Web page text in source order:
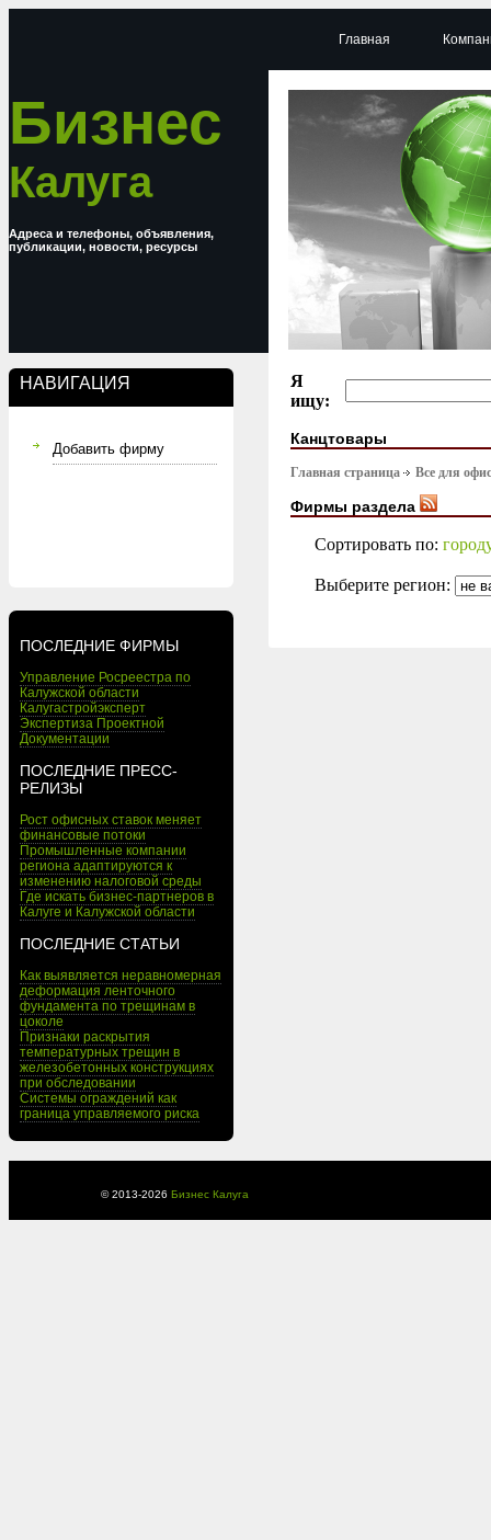
Бизнес
Калуга
Адреса и телефоны, объявления,
публикации, новости, ресурсы
НАВИГАЦИЯ
Добавить фирму
ПОСЛЕДНИЕ ФИРМЫ
Управление Росреестра по
Калужской области
Калугастройэксперт
Экспертиза Проектной
Документации
ПОСЛЕДНИЕ ПРЕСС-
РЕЛИЗЫ
Рост офисных ставок меняет
финансовые потоки
Промышленные компании
региона адаптируются к
изменению налоговой среды
Где искать бизнес-партнеров в
Калуге и Калужской области
ПОСЛЕДНИЕ СТАТЬИ
Как выявляется неравномерная
деформация ленточного
фундамента по трещинам в
цоколе
Признаки раскрытия
температурных трещин в
железобетонных конструкциях
при обследовании
Системы ограждений как
граница управляемого риска
Главная
Я
ищу:
Канцтовары
Главная страница Все для
Фирмы раздела
Сортировать по:
Выберите регион:
© 2013-2026 Бизнес Калуга